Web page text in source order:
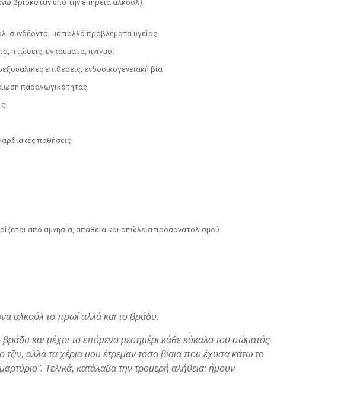
βρισκόταν υπό την επήρεια αλκοόλ)
συνδέονται με πολλά προβλήματα υγείας.
πτώσεις, εγκαύματα, πνιγμοί
επιθέσεις, ενδοοικογενειακή βία
παραγωγικότητας
παθήσεις
από αμνησία, απάθεια και απώλεια προσανατολισμού
αλκοόλ το πρωί αλλά και το βράδυ.
και μέχρι το επόμενο μεσημέρι κάθε κόκαλο του σώματός
αλλά τα χέρια μου έτρεμαν τόσο βίαια που έχυσα κάτω το
Τελικά, κατάλαβα την τρομερή αλήθεια: ήμουν